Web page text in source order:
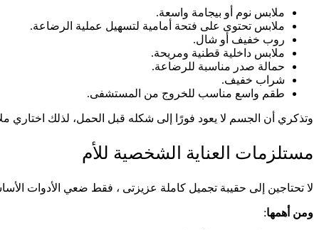
ملابس نوم أو بيجامة واسعة.
ملابس تحتوى على فتحة أمامية لتسهيل عملية الرضاعة.
روب خفيف أو شال.
ملابس داخلية قطنية ومريحة.
حمالة صدر مناسبة للرضاعة.
شراب خفيف.
طقم واسع مناسب للخروج من المستشفى.
وتذكري أن الجسم لا يعود فورًا إلى شكله قبل الحمل، لذلك اختاري
مستلزمات العناية الشخصية للأم
لا تحتاجين إلى حقيبة تجميل كاملة عزيزتى ، فقط ضعي الأدوات
ومن أهمها: